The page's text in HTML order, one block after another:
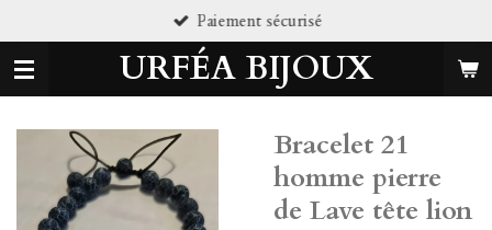
au
contenu
principal
URFÉA BIJOUX
Bracelet 21
homme pierre
de Lave tête lion